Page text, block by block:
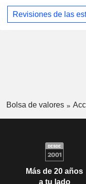
Revisiones de las
Bolsa de valores
Más de 20 años
a tu lado